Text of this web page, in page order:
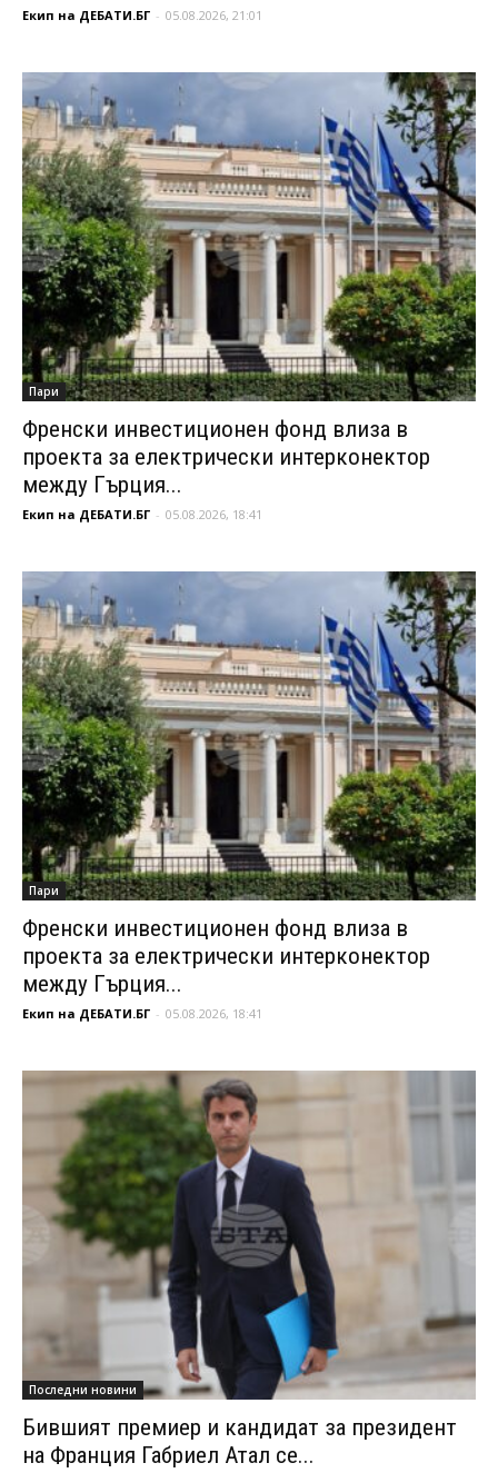
Екип на ДЕБАТИ.БГ - 05.08.2026, 21:01
Пари
Френски инвестиционен фонд влиза в
проекта за електрически интерконектор
между Гърция...
Екип на ДЕБАТИ.БГ - 05.08.2026, 18:41
Пари
Френски инвестиционен фонд влиза в
проекта за електрически интерконектор
между Гърция...
Екип на ДЕБАТИ.БГ - 05.08.2026, 18:41
Последни новини
Бившият премиер и кандидат за президент
на Франция Габриел Атал се...